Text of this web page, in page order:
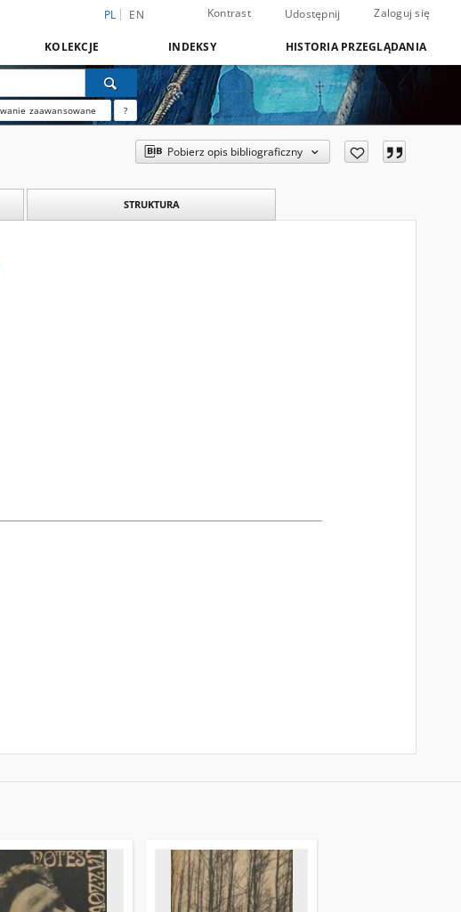
PL EN Kontrast Udostępnij Zaloguj się
KOLEKCJE INDEKSY HISTORIA PRZEGLĄDANIA
zaawansowane ?
Pobierz opis bibliograficzny
STRUKTURA